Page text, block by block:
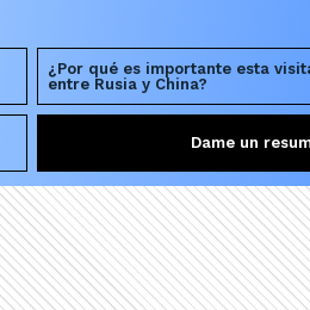
¿Por qué es importante esta
entre Rusia y China?
Dame un